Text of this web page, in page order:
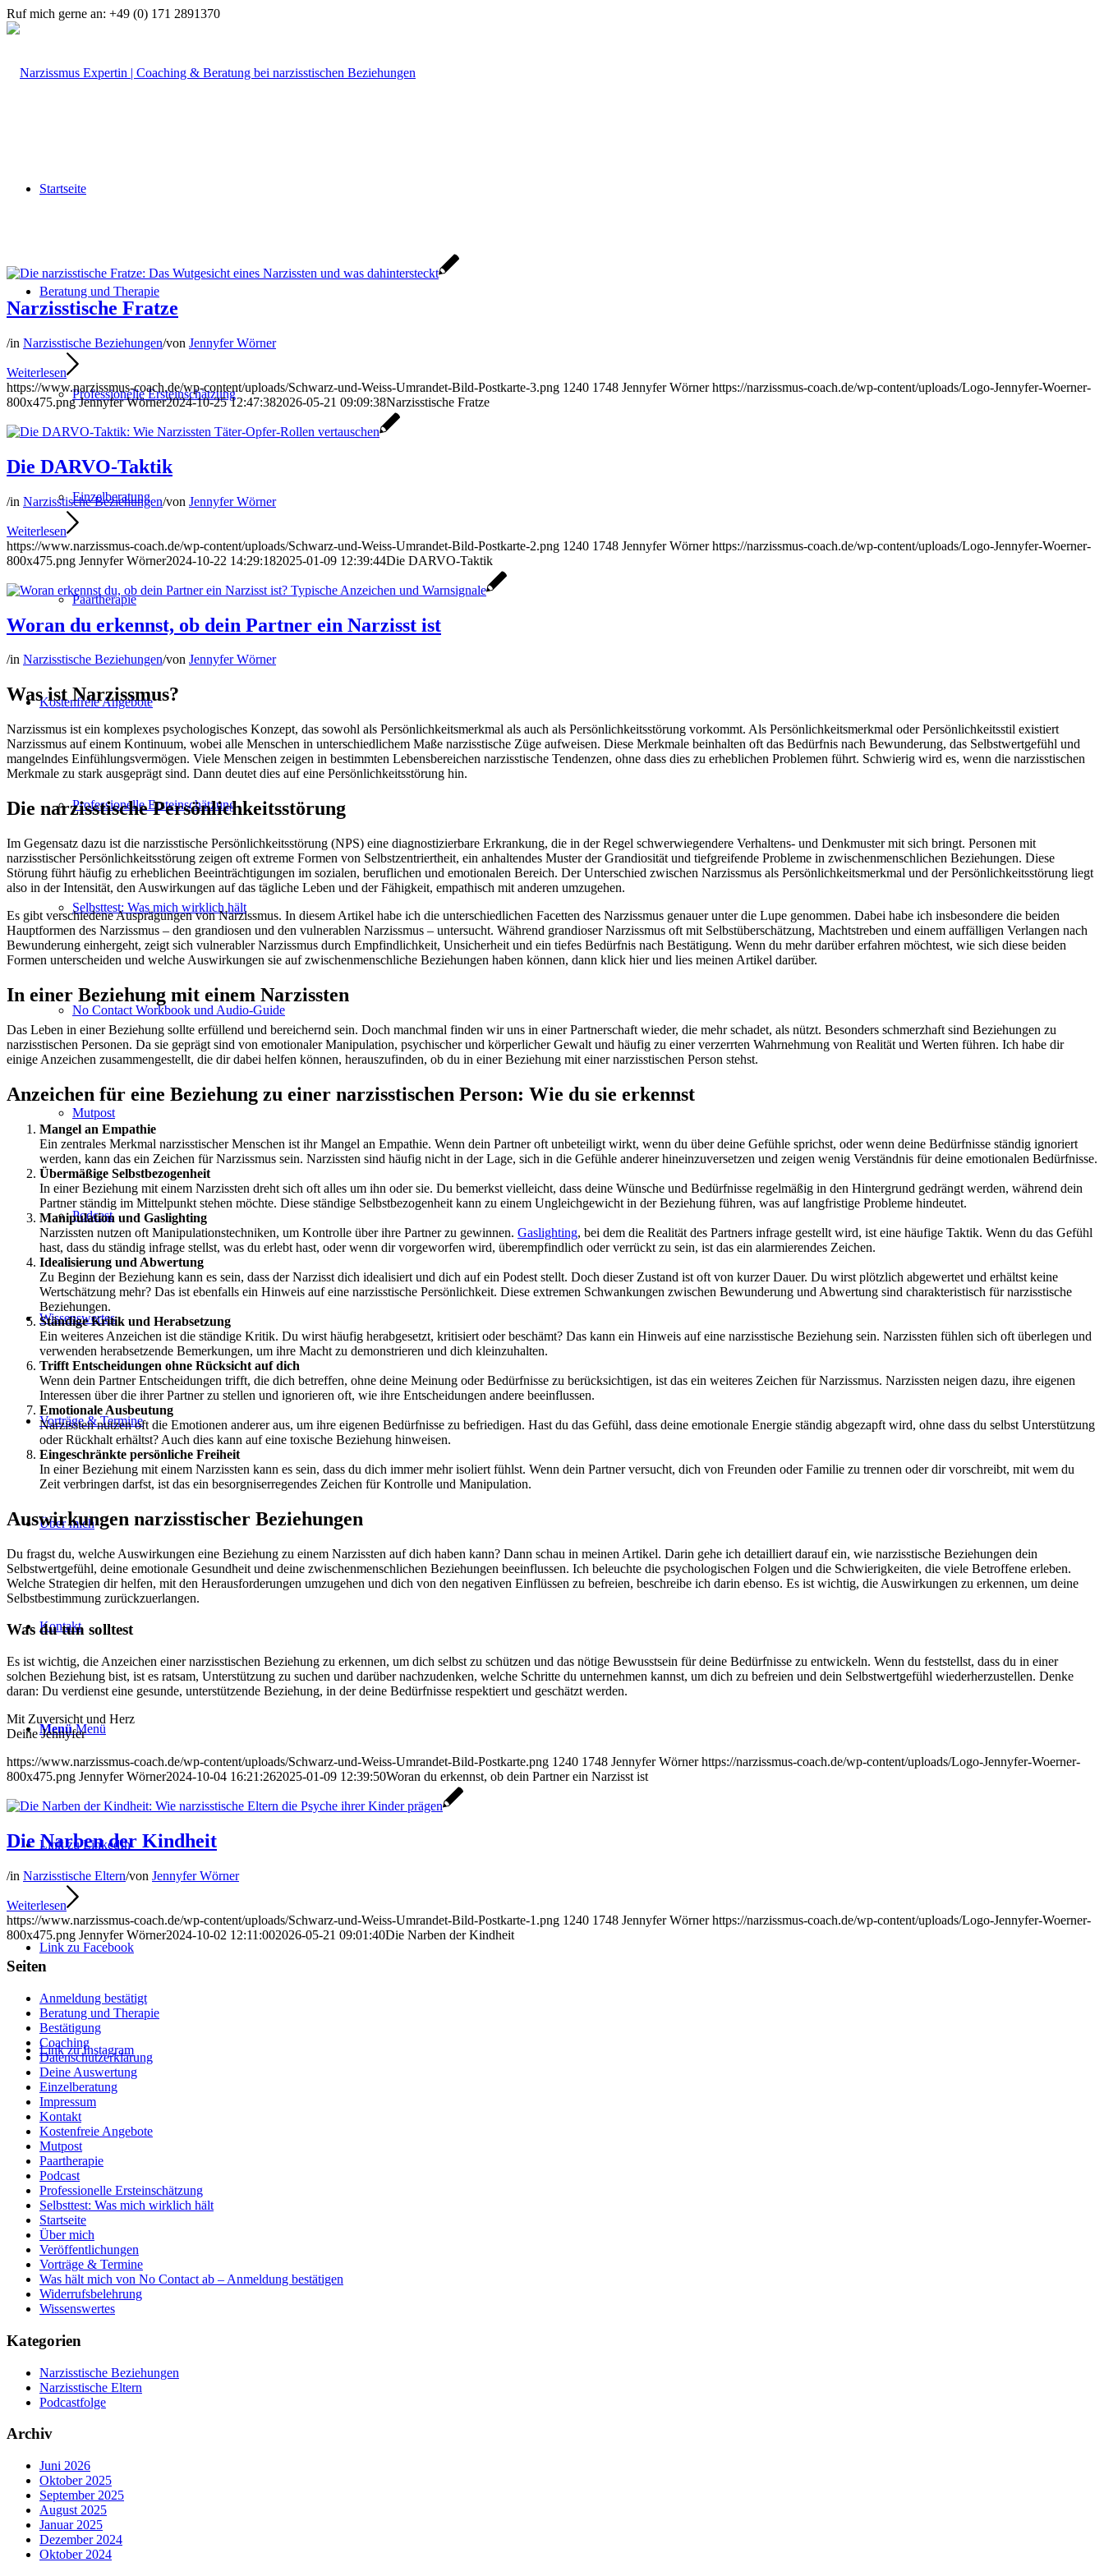
Ruf mich gerne an: +49 (0) 171 2891370
Startseite
Beratung und Therapie
Professionelle Ersteinschätzung
Einzelberatung
Paartherapie
Kostenfreie Angebote
Professionelle Ersteinschätzung
Selbsttest: Was mich wirklich hält
No Contact Workbook und Audio-Guide
Mutpost
Podcast
Wissenswertes
Vorträge & Termine
Über mich
Kontakt
Menü Menü
Link zu LinkedIn
Link zu Facebook
Link zu Instagram
Narzisstische Fratze
/in Narzisstische Beziehungen/von Jennyfer Wörner
Weiterlesen
https://www.narzissmus-coach.de/wp-content/uploads/Schwarz-und-Weiss-Umrandet-Bild-Postkarte-3.png 1240 1748 Jennyfer Wörner https://narzissmus-coach.de/wp-content/uploads/Logo-Jennyfer-Woerner-
800x475.png Jennyfer Wörner2024-10-25 12:47:382026-05-21 09:09:38Narzisstische Fratze
Die DARVO-Taktik
/in Narzisstische Beziehungen/von Jennyfer Wörner
Weiterlesen
https://www.narzissmus-coach.de/wp-content/uploads/Schwarz-und-Weiss-Umrandet-Bild-Postkarte-2.png 1240 1748 Jennyfer Wörner https://narzissmus-coach.de/wp-content/uploads/Logo-Jennyfer-Woerner-
800x475.png Jennyfer Wörner2024-10-22 14:29:182025-01-09 12:39:44Die DARVO-Taktik
Woran du erkennst, ob dein Partner ein Narzisst ist
/in Narzisstische Beziehungen/von Jennyfer Wörner
Was ist Narzissmus?
Narzissmus ist ein komplexes psychologisches Konzept, das sowohl als Persönlichkeitsmerkmal als auch als Persönlichkeitsstörung vorkommt. Als Persönlichkeitsmerkmal oder Persönlichkeitsstil existiert
Narzissmus auf einem Kontinuum, wobei alle Menschen in unterschiedlichem Maße narzisstische Züge aufweisen. Diese Merkmale beinhalten oft das Bedürfnis nach Bewunderung, das Selbstwertgefühl und
mangelndes Einfühlungsvermögen. Viele Menschen zeigen in bestimmten Lebensbereichen narzisstische Tendenzen, ohne dass dies zu erheblichen Problemen führt. Schwierig wird es, wenn die narzisstischen
Merkmale zu stark ausgeprägt sind. Dann deutet dies auf eine Persönlichkeitsstörung hin.
Die narzisstische Persönlichkeitsstörung
Im Gegensatz dazu ist die narzisstische Persönlichkeitsstörung (NPS) eine diagnostizierbare Erkrankung, die in der Regel schwerwiegendere Verhaltens- und Denkmuster mit sich bringt. Personen mit
narzisstischer Persönlichkeitsstörung zeigen oft extreme Formen von Selbstzentriertheit, ein anhaltendes Muster der Grandiosität und tiefgreifende Probleme in zwischenmenschlichen Beziehungen. Diese
Störung führt häufig zu erheblichen Beeinträchtigungen im sozialen, beruflichen und emotionalen Bereich. Der Unterschied zwischen Narzissmus als Persönlichkeitsmerkmal und der Persönlichkeitsstörung liegt
also in der Intensität, den Auswirkungen auf das tägliche Leben und der Fähigkeit, empathisch mit anderen umzugehen.
Es gibt verschiedene Ausprägungen von Narzissmus. In diesem Artikel habe ich die unterschiedlichen Facetten des Narzissmus genauer unter die Lupe genommen. Dabei habe ich insbesondere die beiden
Hauptformen des Narzissmus – den grandiosen und den vulnerablen Narzissmus – untersucht. Während grandioser Narzissmus oft mit Selbstüberschätzung, Machtstreben und einem auffälligen Verlangen nach
Bewunderung einhergeht, zeigt sich vulnerabler Narzissmus durch Empfindlichkeit, Unsicherheit und ein tiefes Bedürfnis nach Bestätigung. Wenn du mehr darüber erfahren möchtest, wie sich diese beiden
Formen unterscheiden und welche Auswirkungen sie auf zwischenmenschliche Beziehungen haben können, dann klick hier und lies meinen Artikel darüber.
In einer Beziehung mit einem Narzissten
Das Leben in einer Beziehung sollte erfüllend und bereichernd sein. Doch manchmal finden wir uns in einer Partnerschaft wieder, die mehr schadet, als nützt. Besonders schmerzhaft sind Beziehungen zu
narzisstischen Personen. Da sie geprägt sind von emotionaler Manipulation, psychischer und körperlicher Gewalt und häufig zu einer verzerrten Wahrnehmung von Realität und Werten führen. Ich habe dir
einige Anzeichen zusammengestellt, die dir dabei helfen können, herauszufinden, ob du in einer Beziehung mit einer narzisstischen Person stehst.
Anzeichen für eine Beziehung zu einer narzisstischen Person: Wie du sie erkennst
Mangel an Empathie
Ein zentrales Merkmal narzisstischer Menschen ist ihr Mangel an Empathie. Wenn dein Partner oft unbeteiligt wirkt, wenn du über deine Gefühle sprichst, oder wenn deine Bedürfnisse ständig ignoriert
werden, kann das ein Zeichen für Narzissmus sein. Narzissten sind häufig nicht in der Lage, sich in die Gefühle anderer hineinzuversetzen und zeigen wenig Verständnis für deine emotionalen Bedürfnisse.
Übermäßige Selbstbezogenheit
In einer Beziehung mit einem Narzissten dreht sich oft alles um ihn oder sie. Du bemerkst vielleicht, dass deine Wünsche und Bedürfnisse regelmäßig in den Hintergrund gedrängt werden, während dein
Partner ständig im Mittelpunkt stehen möchte. Diese ständige Selbstbezogenheit kann zu einem Ungleichgewicht in der Beziehung führen, was auf langfristige Probleme hindeutet.
Manipulation und Gaslighting
Narzissten nutzen oft Manipulationstechniken, um Kontrolle über ihre Partner zu gewinnen. Gaslighting, bei dem die Realität des Partners infrage gestellt wird, ist eine häufige Taktik. Wenn du das Gefühl
hast, dass du ständig infrage stellst, was du erlebt hast, oder wenn dir vorgeworfen wird, überempfindlich oder verrückt zu sein, ist das ein alarmierendes Zeichen.
Idealisierung und Abwertung
Zu Beginn der Beziehung kann es sein, dass der Narzisst dich idealisiert und dich auf ein Podest stellt. Doch dieser Zustand ist oft von kurzer Dauer. Du wirst plötzlich abgewertet und erhältst keine
Wertschätzung mehr? Das ist ebenfalls ein Hinweis auf eine narzisstische Persönlichkeit. Diese extremen Schwankungen zwischen Bewunderung und Abwertung sind charakteristisch für narzisstische
Beziehungen.
Ständige Kritik und Herabsetzung
Ein weiteres Anzeichen ist die ständige Kritik. Du wirst häufig herabgesetzt, kritisiert oder beschämt? Das kann ein Hinweis auf eine narzisstische Beziehung sein. Narzissten fühlen sich oft überlegen und
verwenden herabsetzende Bemerkungen, um ihre Macht zu demonstrieren und dich kleinzuhalten.
Trifft Entscheidungen ohne Rücksicht auf dich
Wenn dein Partner Entscheidungen trifft, die dich betreffen, ohne deine Meinung oder Bedürfnisse zu berücksichtigen, ist das ein weiteres Zeichen für Narzissmus. Narzissten neigen dazu, ihre eigenen
Interessen über die ihrer Partner zu stellen und ignorieren oft, wie ihre Entscheidungen andere beeinflussen.
Emotionale Ausbeutung
Narzissten nutzen oft die Emotionen anderer aus, um ihre eigenen Bedürfnisse zu befriedigen. Hast du das Gefühl, dass deine emotionale Energie ständig abgezapft wird, ohne dass du selbst Unterstützung
oder Rückhalt erhältst? Auch dies kann auf eine toxische Beziehung hinweisen.
Eingeschränkte persönliche Freiheit
In einer Beziehung mit einem Narzissten kann es sein, dass du dich immer mehr isoliert fühlst. Wenn dein Partner versucht, dich von Freunden oder Familie zu trennen oder dir vorschreibt, mit wem du
Zeit verbringen darfst, ist das ein besorgniserregendes Zeichen für Kontrolle und Manipulation.
Auswirkungen narzisstischer Beziehungen
Du fragst du, welche Auswirkungen eine Beziehung zu einem Narzissten auf dich haben kann? Dann schau in meinen Artikel. Darin gehe ich detailliert darauf ein, wie narzisstische Beziehungen dein
Selbstwertgefühl, deine emotionale Gesundheit und deine zwischenmenschlichen Beziehungen beeinflussen. Ich beleuchte die psychologischen Folgen und die Schwierigkeiten, die viele Betroffene erleben.
Welche Strategien dir helfen, mit den Herausforderungen umzugehen und dich von den negativen Einflüssen zu befreien, beschreibe ich darin ebenso. Es ist wichtig, die Auswirkungen zu erkennen, um deine
Selbstbestimmung zurückzuerlangen.
Was du tun solltest
Es ist wichtig, die Anzeichen einer narzisstischen Beziehung zu erkennen, um dich selbst zu schützen und das nötige Bewusstsein für deine Bedürfnisse zu entwickeln. Wenn du feststellst, dass du in einer
solchen Beziehung bist, ist es ratsam, Unterstützung zu suchen und darüber nachzudenken, welche Schritte du unternehmen kannst, um dich zu befreien und dein Selbstwertgefühl wiederherzustellen. Denke
daran: Du verdienst eine gesunde, unterstützende Beziehung, in der deine Bedürfnisse respektiert und geschätzt werden.
Mit Zuversicht und Herz
Deine Jennyfer
https://www.narzissmus-coach.de/wp-content/uploads/Schwarz-und-Weiss-Umrandet-Bild-Postkarte.png 1240 1748 Jennyfer Wörner https://narzissmus-coach.de/wp-content/uploads/Logo-Jennyfer-Woerner-
800x475.png Jennyfer Wörner2024-10-04 16:21:262025-01-09 12:39:50Woran du erkennst, ob dein Partner ein Narzisst ist
Die Narben der Kindheit
/in Narzisstische Eltern/von Jennyfer Wörner
Weiterlesen
https://www.narzissmus-coach.de/wp-content/uploads/Schwarz-und-Weiss-Umrandet-Bild-Postkarte-1.png 1240 1748 Jennyfer Wörner https://narzissmus-coach.de/wp-content/uploads/Logo-Jennyfer-Woerner-
800x475.png Jennyfer Wörner2024-10-02 12:11:002026-05-21 09:01:40Die Narben der Kindheit
Seiten
Anmeldung bestätigt
Beratung und Therapie
Bestätigung
Coaching
Datenschutzerklärung
Deine Auswertung
Einzelberatung
Impressum
Kontakt
Kostenfreie Angebote
Mutpost
Paartherapie
Podcast
Professionelle Ersteinschätzung
Selbsttest: Was mich wirklich hält
Startseite
Über mich
Veröffentlichungen
Vorträge & Termine
Was hält mich von No Contact ab – Anmeldung bestätigen
Widerrufsbelehrung
Wissenswertes
Kategorien
Narzisstische Beziehungen
Narzisstische Eltern
Podcastfolge
Archiv
Juni 2026
Oktober 2025
September 2025
August 2025
Januar 2025
Dezember 2024
Oktober 2024